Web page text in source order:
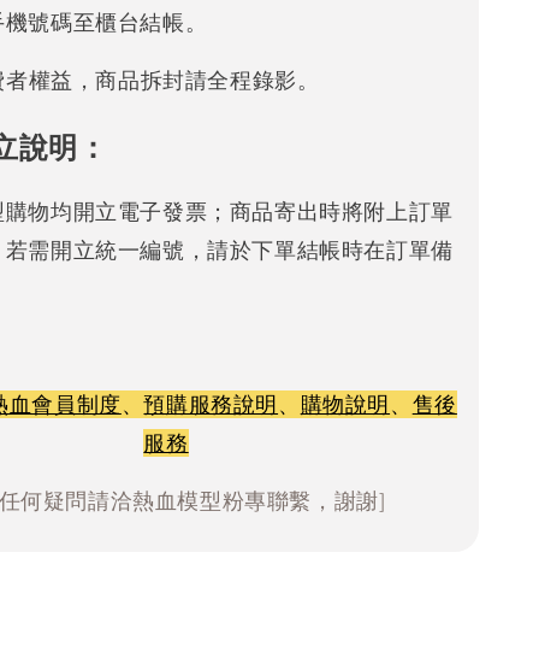
號碼至櫃台結帳。
權益，商品拆封請全程錄影。
說明：
物均開立電子發票；商品寄出時將附上訂單
需開立統一編號，請於下單結帳時在訂單備
血會員制度、預購服務說明、 購物說明、 售後
服務
何疑問請洽熱血模型粉專聯繫，謝謝]